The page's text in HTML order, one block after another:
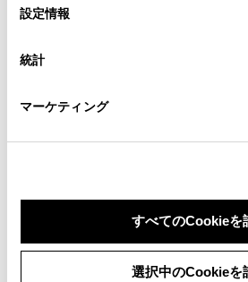
デバイスにすべてのCookie(クッキー)
意したことになります。Cookie(クッ
設定の変更、同意を撤回したりする
「Cookie（クッキー）情報の取り扱い
設定情報
統計
マーケティング
すべてのCookieを
選択中のCookieを
タンク G コージーED
安全装置つきのお車です。